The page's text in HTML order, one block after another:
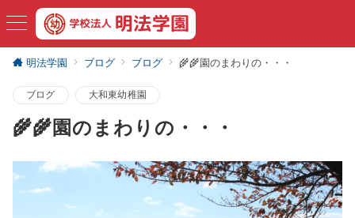
明法学園 ブログ ブログ 🌾🌾園のまわりの・・・
ブログ 大和東幼稚園
🌾🌾園のまわりの・・・